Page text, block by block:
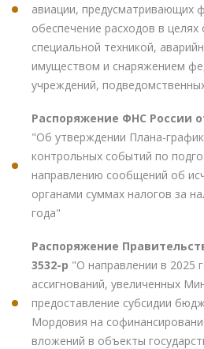
авиации, предусматривающих
обеспечение расходов в
специальной техникой,
имуществом и снаряжением
учреждений,
Распоряжение ФНС России
"Об утверждении Плана-
контрольных событий по
направлению сообщений об
органами суммах налогов за
года"
Распоряжение
3532-р "О направлении в 2025
ассигнований, увеличенных
предоставление субсидии
Мордовия на
вложений в объекты